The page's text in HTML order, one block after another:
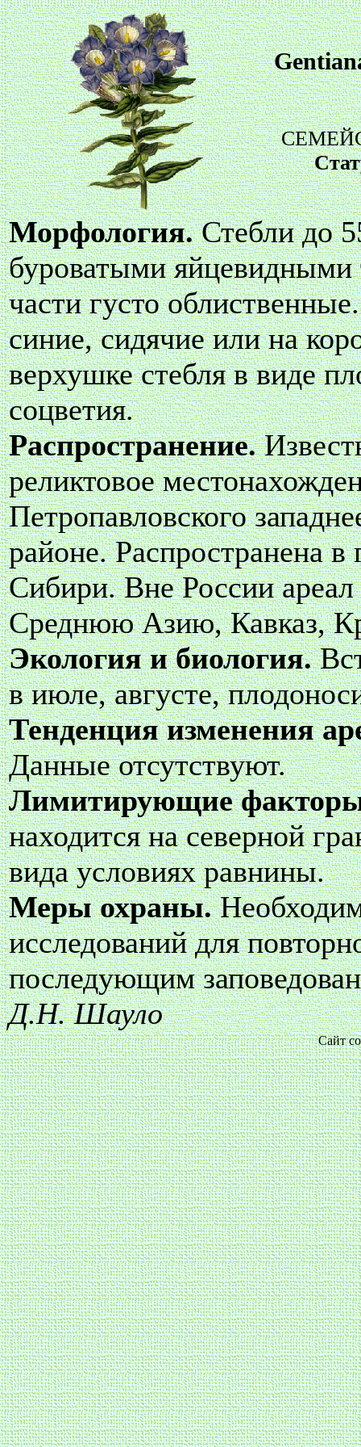
Морфология.Стебли до
буроватыми
части густо
синие, сидячие или на
верхушке стебля в виде
соцветия.
Распространение.
реликтовое
Петропавловского
районе. Распространена
Сибири. Вне России
Среднюю Азию, Кавказ,
Экология и биология.
в июле, августе,
Тенденция изменения
Данные отсутствуют.
Лимитирующие
находится на северной
вида условиях равнины.
Меры охраны.
исследований для
последующим
Д.Н. Шауло
Сайт